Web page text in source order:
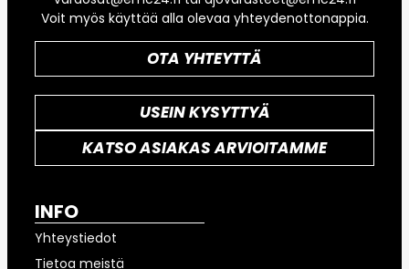
Voit myös käyttää alla olevaa yhteydenottonappia.
OTA YHTEYTTÄ
USEIN KYSYTTYÄ
KATSO ASIAKAS ARVIOITAMME
INFO
Yhteystiedot
Tietoa meistä